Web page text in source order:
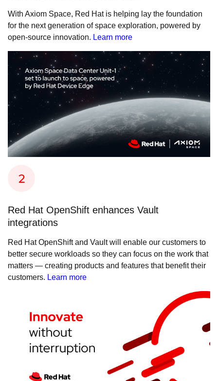
With Axiom Space, Red Hat is helping lay the foundation
for the next generation of space exploration, powered by
open-source innovation. Learn more
Red Hat OpenShift enhances Vault
integrations
Red Hat OpenShift and Vault will enable our customers to
better secure workloads so they can focus on the work that
matters — creating products and features that benefit their
customers. Learn more